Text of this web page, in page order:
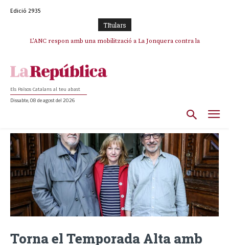
Edició 2935
TItulars
L’ANC respon amb una mobilització a La Jonquera contra la
Els Països Catalans al teu abast
Dissabte, 08 de agost del 2026
Torna el Temporada Alta amb